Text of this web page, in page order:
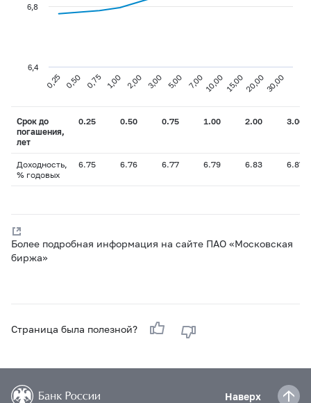
0,25 0,50 0,75 1,00 2,00 3,00 5,00 7,00 10,00 15,0020,0030,00
6,4
6,8
Срок до
погашения,
лет
0.25 0.50 0.75 1.00 2.00 3.00
Доходность,
% годовых
6.75 6.76 6.77 6.79 6.83 6.87
Более подробная информация на сайте ПАО «Московская
биржа»
Страница была полезной?
Наверх